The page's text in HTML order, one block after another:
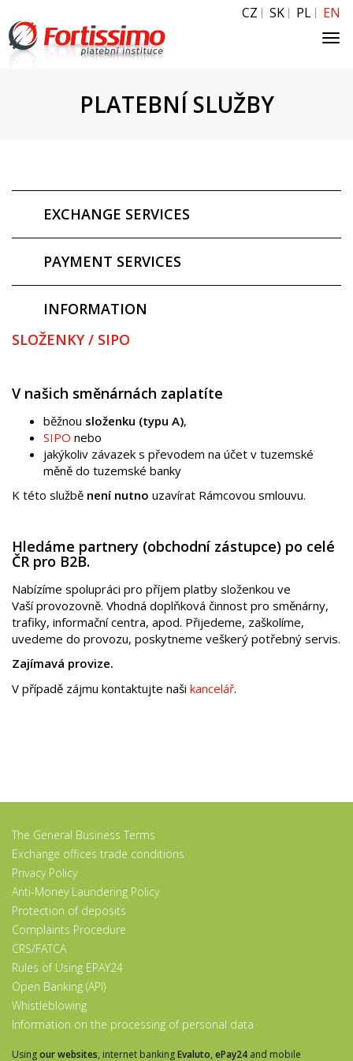
CZ SK PL EN
PLATEBNÍ SLUŽBY
EXCHANGE SERVICES
PAYMENT SERVICES
INFORMATION
SLOŽENKY / SIPO
V našich směnárnách zaplatíte
běžnou složenku (typu A),
SIPO nebo
jakýkoliv závazek s převodem na účet v tuzemské
měně do tuzemské banky
K této službě není nutno uzavírat Rámcovou smlouvu.
Hledáme partnery (obchodní zástupce) po celé
ČR pro B2B.
Nabízíme spolupráci pro příjem platby složenkou ve
Vaší provozovně. Vhodná doplňková činnost pro směnárny,
trafiky, informační centra, apod. Přijedeme, zaškolíme,
uvedeme do provozu, poskytneme veškerý potřebný servis.
Zajímavá provize.
V případě zájmu kontaktujte naši kancelář.
The General Business Terms
Exchange offices trade conditions
Privacy Policy
Anti-Money Laundering Policy
Protection of deposits
Complaints Procedure
CRS/FATCA
Rules of Using EPAY24
Open Banking (API)
Whistleblowing
Information on the processing of personal data
Usingour websites, internet bankingEvaluto, ePay24 and mobile